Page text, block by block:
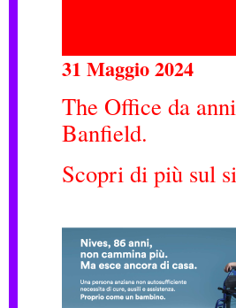
31 Maggio 2024
The Office da
Banfield.
Scopri di più sul